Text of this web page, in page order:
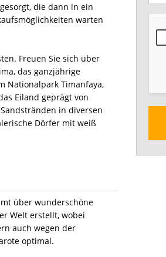
die dann in ein
warten
Freuen Sie sich über
das ganzjährige
Nationalpark Timanfaya,
Eiland geprägt von
in diversen
Dörfer mit weiß
über wunderschöne
Welt erstellt, wobei
auch wegen der
optimal.